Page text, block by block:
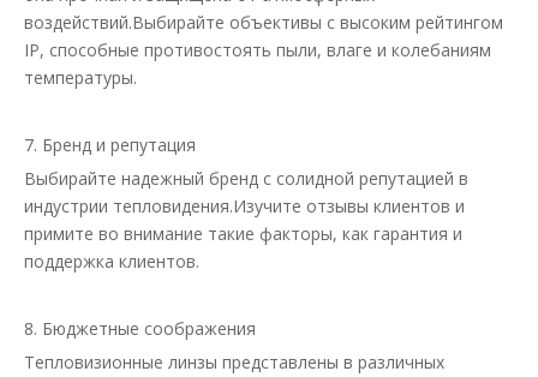
воздействий.Выбирайте объективы с высоким рейтингом
IP, способные противостоять пыли, влаге и колебаниям
температуры.
7. Бренд и репутация
Выбирайте надежный бренд с солидной репутацией в
индустрии тепловидения.Изучите отзывы клиентов и
примите во внимание такие факторы, как гарантия и
поддержка клиентов.
8. Бюджетные соображения
Тепловизионные линзы представлены в различных